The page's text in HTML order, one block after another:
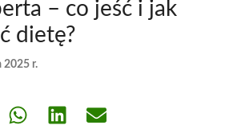
– co jeść i jak
dietę?
2025 r.
Share Share Share